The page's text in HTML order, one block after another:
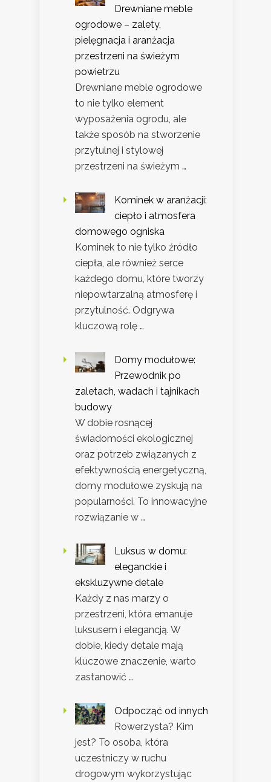
Drewniane meble
ogrodowe – zalety,
pielęgnacja i aranżacja
przestrzeni na świeżym
powietrzu
Drewniane meble ogrodowe
to nie tylko element
wyposażenia ogrodu, ale
także sposób na stworzenie
przytulnej i stylowej
przestrzeni na świeżym …
Kominek w aranżacji:
ciepło i atmosfera
domowego ogniska
Kominek to nie tylko źródło
ciepła, ale również serce
każdego domu, które tworzy
niepowtarzalną atmosferę i
przytulność. Odgrywa
kluczową rolę …
Domy modułowe:
Przewodnik po
zaletach, wadach i tajnikach
budowy
W dobie rosnącej
świadomości ekologicznej
oraz potrzeb związanych z
efektywnością energetyczną,
domy modułowe zyskują na
popularności. To innowacyjne
rozwiązanie w …
Luksus w domu:
eleganckie i
ekskluzywne detale
Każdy z nas marzy o
przestrzeni, która emanuje
luksusem i elegancją. W
dobie, kiedy detale mają
kluczowe znaczenie, warto
zastanowić …
Odpocząć od innych
Rowerzysta? Kim
jest? To osoba, która
uczestniczy w ruchu
drogowym wykorzystując